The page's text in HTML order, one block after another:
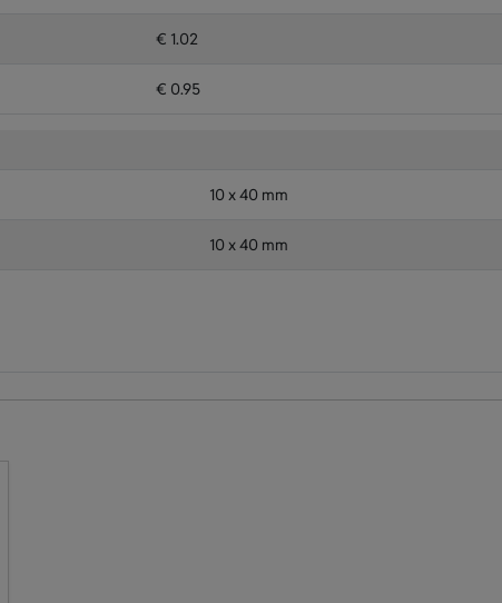
€ 1.02
€ 0.95
10 x 40 mm
10 x 40 mm